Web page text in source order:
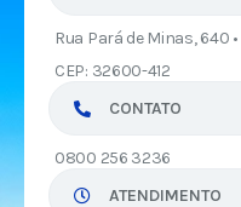
Rua Pará de Minas, 640
CEP: 32600-412
CONTATO
0800 256 3236
ATENDIMENTO